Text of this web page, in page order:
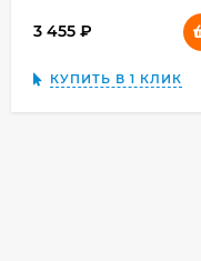
3 455
КУПИТЬ В 1 КЛИК